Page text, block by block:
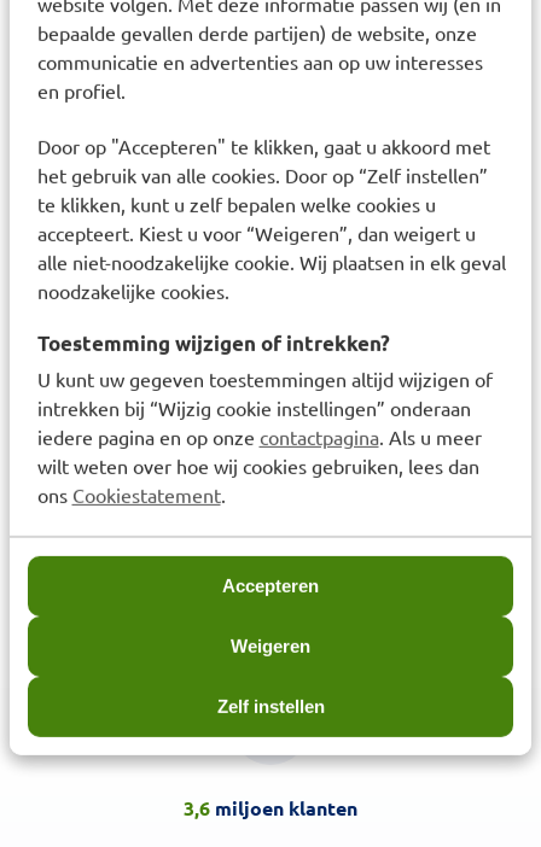
bepaalde gevallen derde partijen) de website, onze
communicatie en advertenties aan op uw interesses
en profiel.
Door op "Accepteren" te klikken, gaat u akkoord met
het gebruik van alle cookies. Door op “Zelf instellen”
te klikken, kunt u zelf bepalen welke cookies u
accepteert. Kiest u voor “Weigeren”, dan weigert u
alle niet-noodzakelijke cookie. Wij plaatsen in elk geval
noodzakelijke cookies.
Toestemming wijzigen of intrekken?
U kunt uw gegeven toestemmingen altijd wijzigen of
intrekken bij “Wijzig cookie instellingen” onderaan
iedere pagina en op onze contactpagina. Als u meer
wilt weten over hoe wij cookies gebruiken, lees dan
ons Cookiestatement.
Accepteren
Weigeren
Zelf instellen
SOLERO Hydraterende
Zonnebrandcrème
Gezicht SPF50+ 50ml
Van € 12,99 voor € 6,50
€12,99 €6,50
SOLERO Hydraterende
Zonnespray SPF50+
200ml
Van € 16,99 voor € 8,50
€16,99 €8,50
Laatst bekeken items
Care Plus Anti-Insect 40%
Deet Spray 15ml
3,6miljoen klanten